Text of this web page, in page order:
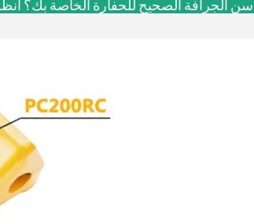
الجرافة الصحيح للحفارة الخاصة بك؟